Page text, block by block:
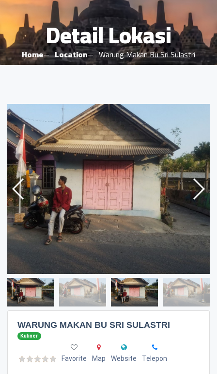
Detail Lokasi
Home Location Warung Makan Bu Sri Sulastri
WARUNG MAKAN BU SRI SULASTRI
Kuliner
Favorite Map Website Telepon